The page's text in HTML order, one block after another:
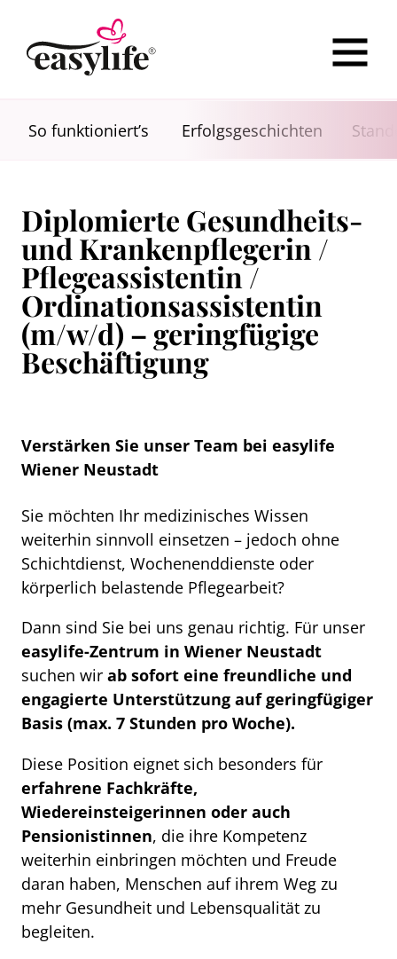
So funktioniert’s Erfolgsgeschichten
Diplomierte Gesundheits-
und Krankenpflegerin /
Pflegeassistentin /
Ordinationsassistentin
(m/w/d) – geringfügige
Beschäftigung
Verstärken Sie unser Team bei easylife
Wiener Neustadt
Sie möchten Ihr medizinisches Wissen
weiterhin sinnvoll einsetzen – jedoch ohne
Schichtdienst, Wochenenddienste oder
körperlich belastende Pflegearbeit?
Dann sind Sie bei uns genau richtig. Für unser
easylife-Zentrum in Wiener Neustadt
suchen wir ab sofort eine freundliche und
engagierte Unterstützung auf geringfügiger
Basis (max. 7 Stunden pro Woche).
Diese Position eignet sich besonders für
erfahrene Fachkräfte,
Wiedereinsteigerinnen oder auch
Pensionistinnen, die ihre Kompetenz
weiterhin einbringen möchten und Freude
daran haben, Menschen auf ihrem Weg zu
mehr Gesundheit und Lebensqualität zu
begleiten.